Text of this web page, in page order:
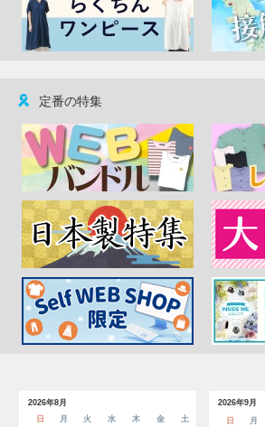
定番の特集
2026年8月
日
月 火 水 木 金
土
2026年9月
日
月